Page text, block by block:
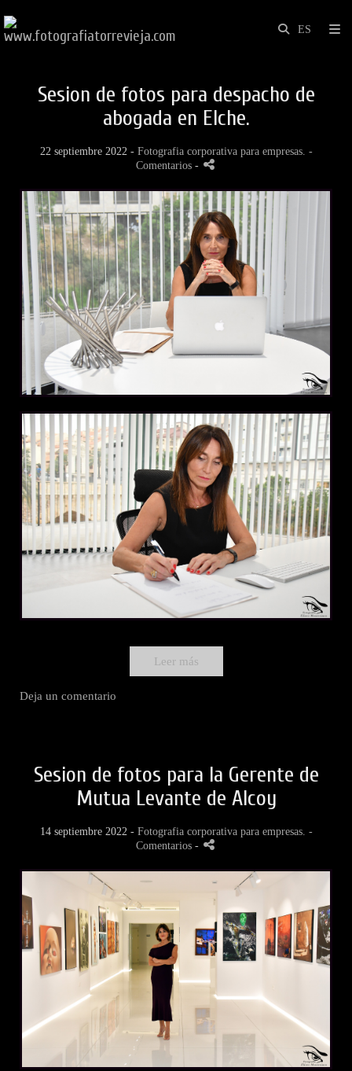
Sesion de fotos para despacho de
abogada en Elche.
22 septiembre 2022 - Fotografia corporativa para empresas. -
Comentarios -
Leer más
Deja un comentario
Sesion de fotos para la Gerente de
Mutua Levante de Alcoy
14 septiembre 2022 - Fotografia corporativa para empresas. -
Comentarios -